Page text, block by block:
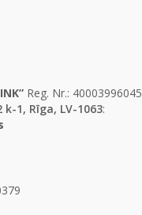
Reg. Nr.: 40003996045
k-1, Rīga, LV-1063: